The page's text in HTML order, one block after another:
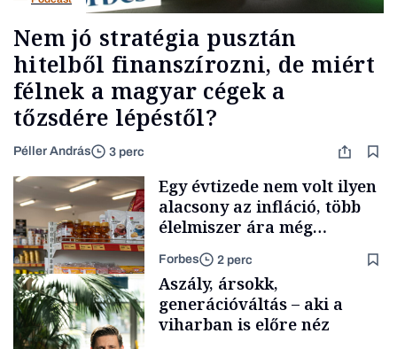
Nem jó stratégia pusztán
hitelből finanszírozni, de miért
félnek a magyar cégek a
tőzsdére lépéstől?
Péller András 3 perc
Egy évtizede nem volt ilyen
alacsony az infláció, több
élelmiszer ára még
rohamosan csökken is
Forbes 2 perc
Aszály, ársokk,
generációváltás – aki a
viharban is előre néz